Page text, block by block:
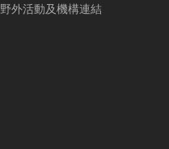
野外活動及機構連結